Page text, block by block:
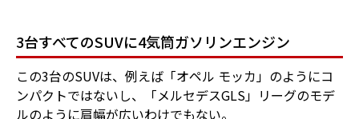
3台すべてのSUVに4気筒ガソリンエンジン
この3台のSUVは、例えば「オペル モッカ」のようにコ
ンパクトではないし、「メルセデスGLS」リーグのモデ
ルのように肩幅が広いわけでもない。